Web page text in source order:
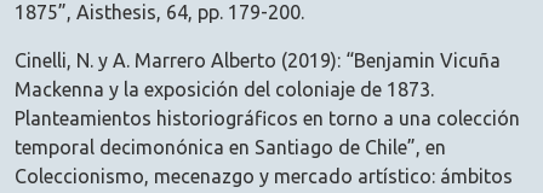
1875”, Aisthesis, 64, pp. 179-200.
Cinelli, N. y A. Marrero Alberto (2019): “Benjamin Vicuña
Mackenna y la exposición del coloniaje de 1873.
Planteamientos historiográficos en torno a una colección
temporal decimonónica en Santiago de Chile”, en
Coleccionismo, mecenazgo y mercado artístico: ámbitos